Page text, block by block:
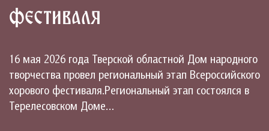
фестиваля
16 мая 2026 года Тверской областной Дом народного
творчества провел региональный этап Всероссийского
хорового фестиваля.Региональный этап состоялся в
Терелесовском Доме…